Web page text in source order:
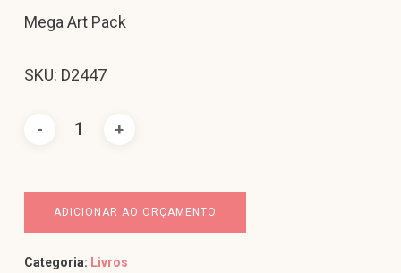
Mega Art Pack
SKU: D2447
ADICIONAR AO ORÇAMENTO
Categoria: Livros